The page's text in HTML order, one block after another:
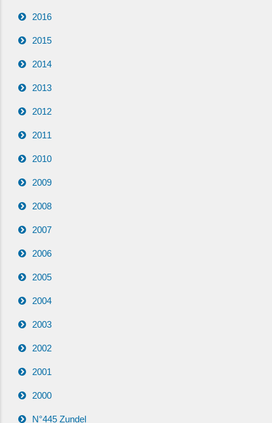
2016
2015
2014
2013
2012
2011
2010
2009
2008
2007
2006
2005
2004
2003
2002
2001
2000
N°445 Zundel